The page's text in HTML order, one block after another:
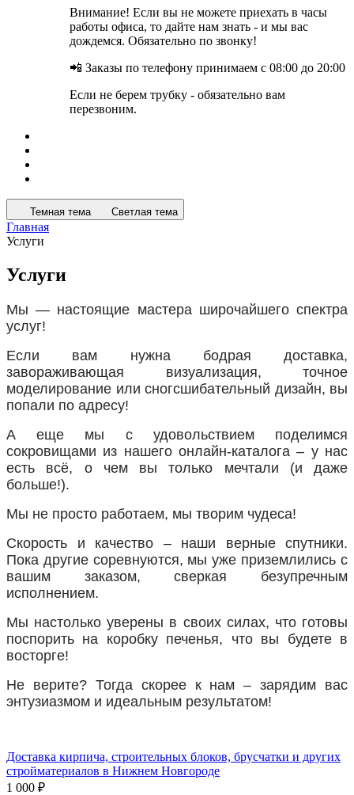
Внимание! Если вы не можете приехать в часы
работы офиса, то дайте нам знать - и мы вас
дождемся. Обязательно по звонку!
📲 Заказы по телефону принимаем с 08:00 до 20:00
Если не берем трубку - обязательно вам
перезвоним.
Темная тема Светлая тема
Главная
Услуги
Услуги
Мы — настоящие мастера широчайшего спектра
услуг!
Если вам нужна бодрая доставка,
завораживающая визуализация, точное
моделирование или сногсшибательный дизайн, вы
попали по адресу!
А еще мы с удовольствием поделимся
сокровищами из нашего онлайн-каталога – у нас
есть всё, о чем вы только мечтали (и даже
больше!).
Мы не просто работаем, мы творим чудеса!
Скорость и качество – наши верные спутники.
Пока другие соревнуются, мы уже приземлились с
вашим заказом, сверкая безупречным
исполнением.
Мы настолько уверены в своих силах, что готовы
поспорить на коробку печенья, что вы будете в
восторге!
Не верите? Тогда скорее к нам – зарядим вас
энтузиазмом и идеальным результатом!
Доставка кирпича, строительных блоков, брусчатки и других
стройматериалов в Нижнем Новгороде
1 000 ₽